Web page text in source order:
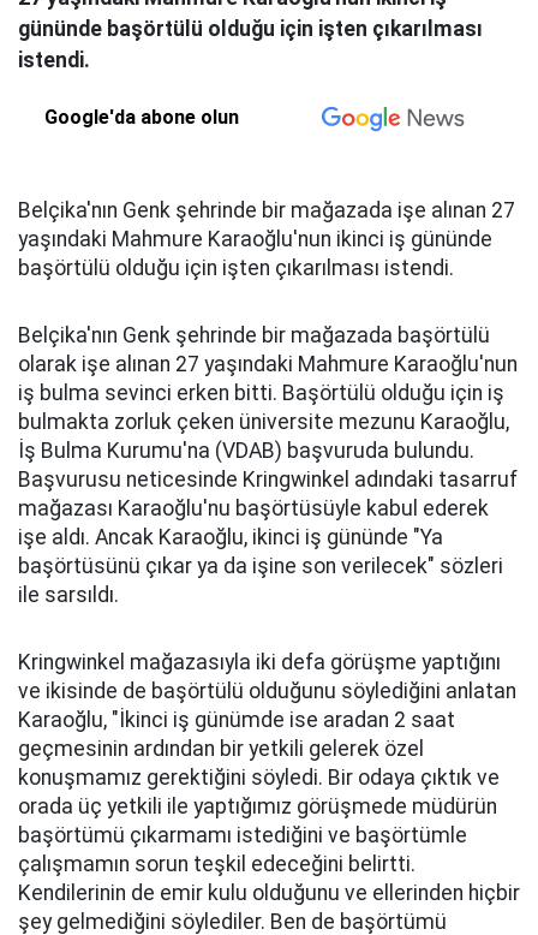
gününde başörtülü olduğu için işten çıkarılması
istendi.
Google'da abone olun
Belçika'nın Genk şehrinde bir mağazada işe alınan 27
yaşındaki Mahmure Karaoğlu'nun ikinci iş gününde
başörtülü olduğu için işten çıkarılması istendi.
Belçika'nın Genk şehrinde bir mağazada başörtülü
olarak işe alınan 27 yaşındaki Mahmure Karaoğlu'nun
iş bulma sevinci erken bitti. Başörtülü olduğu için iş
bulmakta zorluk çeken üniversite mezunu Karaoğlu,
İş Bulma Kurumu'na (VDAB) başvuruda bulundu.
Başvurusu neticesinde Kringwinkel adındaki tasarruf
mağazası Karaoğlu'nu başörtüsüyle kabul ederek
işe aldı. Ancak Karaoğlu, ikinci iş gününde "Ya
başörtüsünü çıkar ya da işine son verilecek" sözleri
ile sarsıldı.
Kringwinkel mağazasıyla iki defa görüşme yaptığını
ve ikisinde de başörtülü olduğunu söylediğini anlatan
Karaoğlu, "İkinci iş günümde ise aradan 2 saat
geçmesinin ardından bir yetkili gelerek özel
konuşmamız gerektiğini söyledi. Bir odaya çıktık ve
orada üç yetkili ile yaptığımız görüşmede müdürün
başörtümü çıkarmamı istediğini ve başörtümle
çalışmamın sorun teşkil edeceğini belirtti.
Kendilerinin de emir kulu olduğunu ve ellerinden hiçbir
şey gelmediğini söylediler. Ben de başörtümü